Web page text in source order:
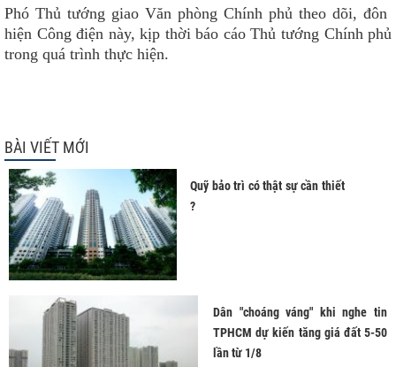
NỘI
Phó Thủ tướng giao Văn phòng Chính phủ theo dõi,
hiện Công điện này, kịp thời báo cáo Thủ tướng Chính
trong quá trình thực hiện.
BÀI VIẾT MỚI
Quỹ bảo trì có thật sự cần thiết
?
Dân "choáng váng" khi nghe tin
TPHCM dự kiến tăng giá đất 5-50
lần từ 1/8